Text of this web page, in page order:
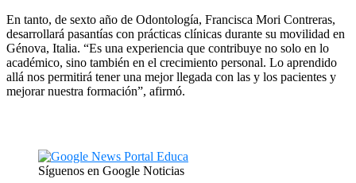
En tanto, de sexto año de Odontología, Francisca Mori Contreras,
desarrollará pasantías con prácticas clínicas durante su movilidad en
Génova, Italia. “Es una experiencia que contribuye no solo en lo
académico, sino también en el crecimiento personal. Lo aprendido
allá nos permitirá tener una mejor llegada con las y los pacientes y
mejorar nuestra formación”, afirmó.
Síguenos en Google Noticias